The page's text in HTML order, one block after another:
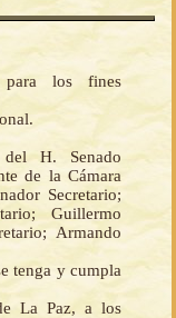
para los fines
H. Senado
de la Cámara
Secretario;
Guillermo
Armando
tenga y cumpla
La Paz, a los